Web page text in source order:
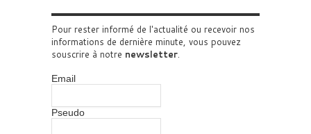
Pour rester informé de l'actualité ou recevoir nos
informations de dernière minute, vous pouvez
souscrire à notre newsletter.
Email
Pseudo